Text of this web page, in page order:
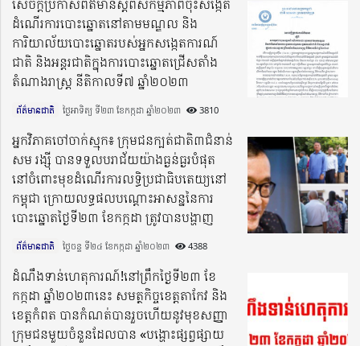
សេចក្ដីប្រកាសព័ត៌មានស្ដីពីសកម្មភាពចុះសង្កេត
ដំណើរការបោះឆ្នោតនៅតាមមណ្ឌល និង
ការិយាល័យបោះឆ្នោតរបស់អ្នកសង្កេតការណ៍
ជាតិ និងអន្តរជាតិក្នុងការបោះឆ្នោតជ្រើសតាំង
តំណាងរាស្ត្រ នីតិកាលទី៧ ឆ្នាំ២០២៣
ព័ត៌មានជាតិ ថ្ងៃអាទិត្យ ទី២៣ ខែកក្កដា ឆ្នាំ២០២៣​ 3810
អ្នកវិភាគចៅចាក់ស្មុក៖ ក្រុមជនក្បត់ជាតិ៣ជំនាន់
សម រង្ស៊ី បានទទួលបរាជ័យយ៉ាងធ្ងន់ធ្ងរបំផុត
នៅចំពោះមុខដំណើរការលទ្ធិប្រជាធិបតេយ្យនៅ
កម្ពុជា ក្រោយលទ្ធផលបណ្តោះអាសន្ននៃការ
បោះឆ្នោតថ្ងៃទី២៣ ខែកក្កដា ត្រូវបានបង្ហាញ
ព័ត៌មានជាតិ ថ្ងៃចន្ទ ទី២៤ ខែកក្កដា ឆ្នាំ២០២៣​ 4388
ដំណឹងទាន់ហេតុការណ៍!នៅព្រឹកថ្ងៃទី២៣ ខែ
កក្កដា ឆ្នាំ២០២៣នេះ សមត្ថកិច្ចខេត្តតាកែវ និង
ខេត្តកំពត បានកំណត់បានរួចហើយនូវមុខសញ្ញា
ក្រុមជនមួយចំនួនដែលបាន «បង្ហោះផ្សព្វផ្សាយ